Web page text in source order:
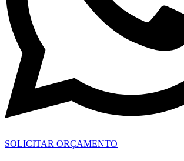
SOLICITAR ORÇAMENTO